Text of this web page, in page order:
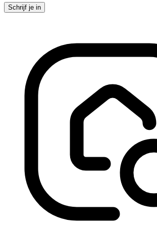
Schrijf je in